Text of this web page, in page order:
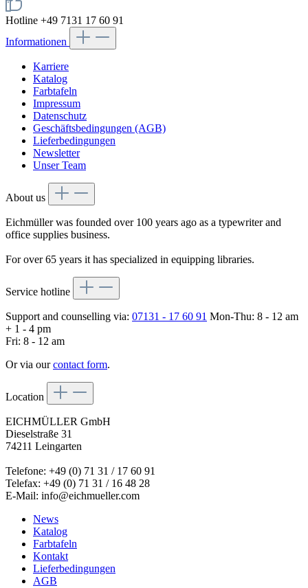
Hotline +49 7131 17 60 91
Informationen
Karriere
Katalog
Farbtafeln
Impressum
Datenschutz
Geschäftsbedingungen (AGB)
Lieferbedingungen
Newsletter
Unser Team
About us
Eichmüller was founded over 100 years ago as a typewriter and
office supplies business.
For over 65 years it has specialized in equipping libraries.
Service hotline
Support and counselling via: 07131 - 17 60 91 Mon-Thu: 8 - 12 am
+ 1 - 4 pm
Fri: 8 - 12 am
Or via ourcontact form.
Location
EICHMÜLLER GmbH
Dieselstraße 31
74211 Leingarten
Telefone: +49 (0) 71 31 / 17 60 91
Telefax: +49 (0) 71 31 / 16 48 28
E-Mail: info@eichmueller.com
News
Katalog
Farbtafeln
Kontakt
Lieferbedingungen
AGB